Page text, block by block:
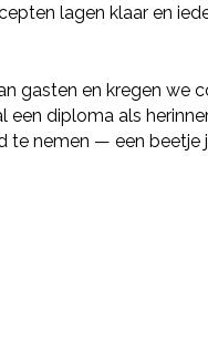
lagen klaar en
gasten en kregen we
een diploma als
te nemen — een beetje